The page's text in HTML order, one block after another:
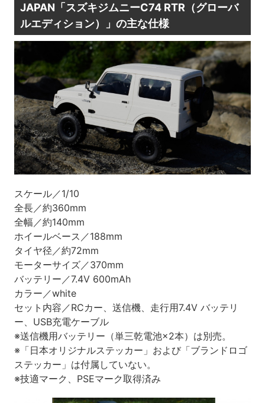
JAPAN「スズキジムニーC74 RTR（グローバ
ルエディション）」の主な仕様
スケール／1/10
全長／約360mm
全幅／約140mm
ホイールベース／188mm
タイヤ径／約72mm
モーターサイズ／370mm
バッテリー／7.4V 600mAh
カラー／white
セット内容／RCカー、送信機、走行用7.4V バッテリ
ー、USB充電ケーブル
※送信機用バッテリー（単三乾電池×2本）は別売。
※「日本オリジナルステッカー」および「ブランドロゴ
ステッカー」は付属していない。
※技適マーク、PSEマーク取得済み